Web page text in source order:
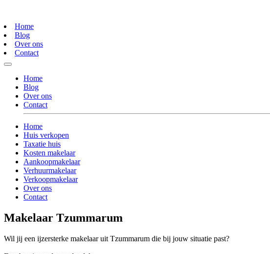
Home
Blog
Over ons
Contact
Home
Blog
Over ons
Contact
Home
Huis verkopen
Taxatie huis
Kosten makelaar
Aankoopmakelaar
Verhuurmakelaar
Verkoopmakelaar
Over ons
Contact
Makelaar Tzummarum
Wil jij een ijzersterke makelaar uit Tzummarum die bij jouw situatie past?